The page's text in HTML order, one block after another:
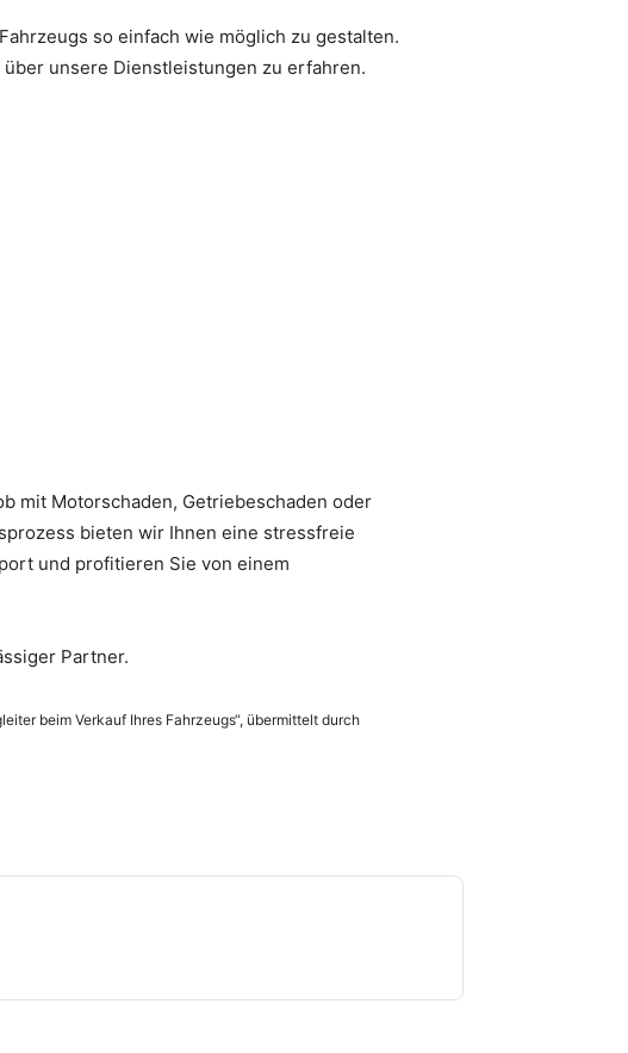
so einfach wie möglich zu gestalten.
unsere Dienstleistungen zu erfahren.
mit Motorschaden, Getriebeschaden oder
bieten wir Ihnen eine stressfreie
und profitieren Sie von einem
Partner.
beim Verkauf Ihres Fahrzeugs“, übermittelt durch